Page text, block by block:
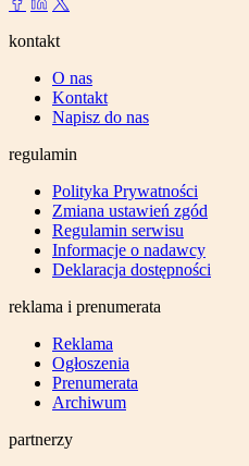
kontakt
O nas
Kontakt
Napisz do nas
regulamin
Polityka Prywatności
Zmiana ustawień zgód
Regulamin serwisu
Informacje o nadawcy
Deklaracja dostępności
reklama i prenumerata
Reklama
Ogłoszenia
Prenumerata
Archiwum
partnerzy